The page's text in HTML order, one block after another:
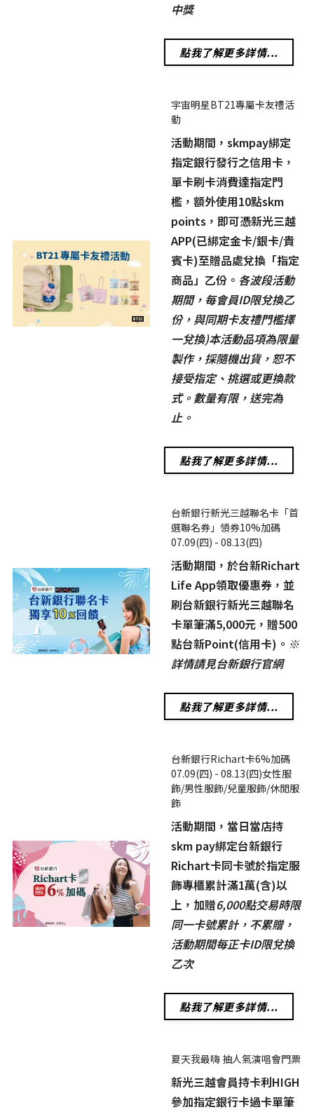
中獎
點我了解更多詳情...
宇宙明星BT21專屬卡友禮活
動
活動期間，skmpay綁定
指定銀行發行之信用卡，
單卡刷卡消費達指定門
檻，額外使用10點skm
points，即可憑新光三越
APP(已綁定金卡/銀卡/貴
賓卡)至贈品處兌換「指定
商品」乙份。 各波段活動
期間，每會員ID限兌換乙
份，與同期卡友禮門檻擇
一兌換)本活動品項為限量
製作，採隨機出貨，恕不
接受指定、挑選或更換款
式。數量有限，送完為
止。
點我了解更多詳情...
台新銀行新光三越聯名卡「首
選聯名券」領券10%加碼
07.09(四) - 08.13(四)
活動期間，於台新Richart
Life App領取優惠券，並
刷台新銀行新光三越聯名
卡單筆滿5,000元，贈500
點台新Point(信用卡)。 ※
詳情請見台新銀行官網
點我了解更多詳情...
台新銀行Richart卡6%加碼
07.09(四) - 08.13(四)女性服
飾/男性服飾/兒童服飾/休閒服
飾
活動期間，當日當店持
skm pay綁定台新銀行
Richart卡同卡號於指定服
飾專櫃累計滿1萬(含)以
上，加贈6,000點交易時限
同一卡號累計，不累贈，
活動期間每正卡ID限兌換
乙次
點我了解更多詳情...
夏天我最嗨 抽人氣演唱會門票
新光三越會員持卡利HIGH
參加指定銀行卡過卡單筆